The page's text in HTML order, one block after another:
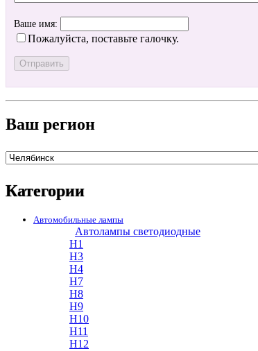
Ваше имя:
Пожалуйста, поставьте галочку.
Ваш регион
Категории
Автомобильные лампы
Автолампы светодиодные
H1
H3
H4
H7
H8
H9
H10
H11
H12